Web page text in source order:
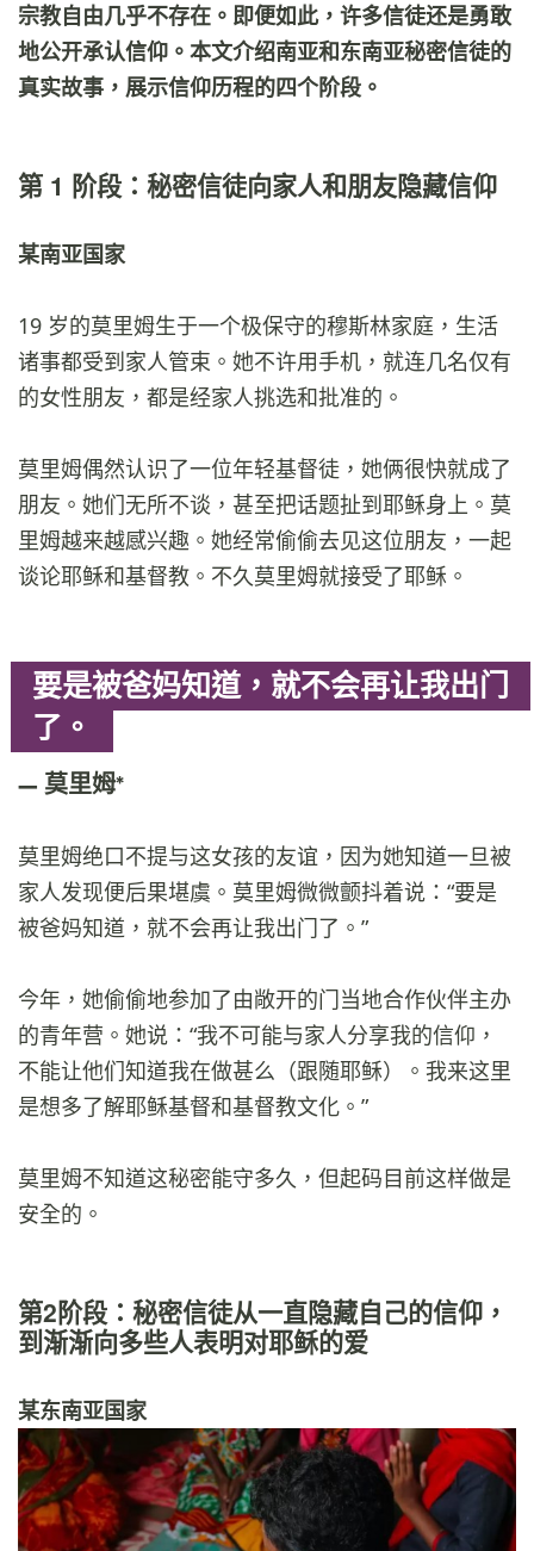
宗教自由几乎不存在。即便如此，许多信徒还是勇敢
地公开承认信仰。本文介绍南亚和东南亚秘密信徒的
真实故事，展示信仰历程的四个阶段。
第 1 阶段：秘密信徒向家人和朋友隐藏信仰
某南亚国家
19 岁的莫里姆生于一个极保守的穆斯林家庭，生活
诸事都受到家人管束。她不许用手机，就连几名仅有
的女性朋友，都是经家人挑选和批准的。
莫里姆偶然认识了一位年轻基督徒，她俩很快就成了
朋友。她们无所不谈，甚至把话题扯到耶稣身上。莫
里姆越来越感兴趣。她经常偷偷去见这位朋友，一起
谈论耶稣和基督教。不久莫里姆就接受了耶稣。
要是被爸妈知道，就不会再让我出门
了。
莫里姆*
莫里姆绝口不提与这女孩的友谊，因为她知道一旦被
家人发现便后果堪虞。莫里姆微微颤抖着说：“要是
被爸妈知道，就不会再让我出门了。”
今年，她偷偷地参加了由敞开的门当地合作伙伴主办
的青年营。她说：“我不可能与家人分享我的信仰，
不能让他们知道我在做甚么（跟随耶稣）。我来这里
是想多了解耶稣基督和基督教文化。”
莫里姆不知道这秘密能守多久，但起码目前这样做是
安全的。
第2阶段：秘密信徒从一直隐藏自己的信仰，
到渐渐向多些人表明对耶稣的爱
某东南亚国家